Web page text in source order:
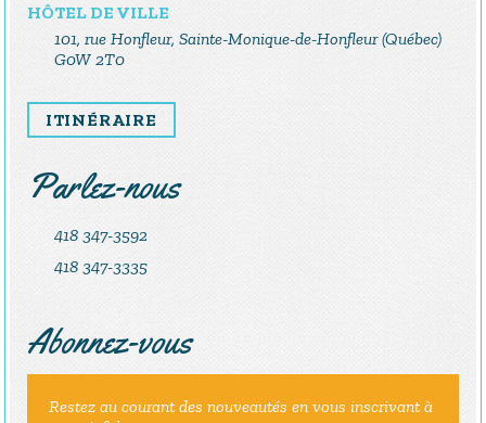
HÔTEL DE VILLE
101, rue Honfleur, Sainte-Monique-de-Honfleur (Québec)
G0W 2T0
ITINÉRAIRE
Parlez-nous
418 347-3592
418 347-3335
Abonnez-vous
Restez au courant des nouveautés en vous inscrivant à